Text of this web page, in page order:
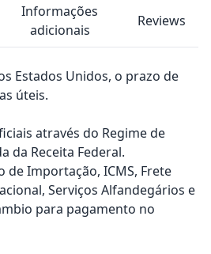
Informações
adicionais
Reviews
Estados Unidos, o prazo de
úteis.
através do Regime de
da Receita Federal.
de Importação, ICMS, Frete
Serviços Alfandegários e
para pagamento no